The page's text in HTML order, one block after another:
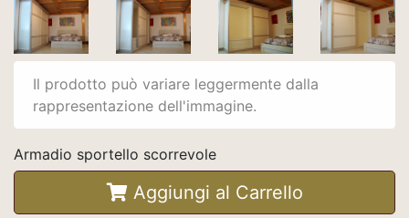
Il prodotto può variare leggermente dalla
rappresentazione dell'immagine.
Armadio sportello scorrevole
Aggiungi al Carrello